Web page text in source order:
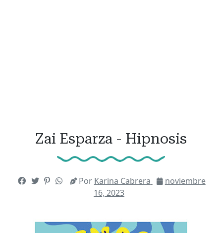
Zai Esparza - Hipnosis
Por Karina Cabrera
noviembre
16, 2023